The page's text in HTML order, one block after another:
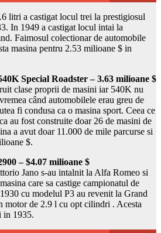
litri a castigat locul trei la prestigiosul
In 1949 a castigat locul intai la
Faimosul colectionar de automobile
masina pentru 2.53 milioane $ in
Special Roadster – 3.63 milioane $
clase proprii de masini iar 540K nu
când automobilele erau greu de
fi condusa ca o masina sport. Ceea ce
au fost construite doar 26 de masini de
a avut doar 11.000 de mile parcurse si
$.
– $4.07 milioane $
Jano s-au intalnit la Alfa Romeo si
care sa castige campionatul de
cu modelul P3 au revenit la Grand
motor de 2.9 l cu opt cilindri . Acesta
in 1935.